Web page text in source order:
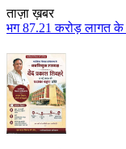
ताज़ा ख़बर
कार्यों का